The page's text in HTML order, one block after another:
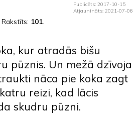
Publicēts: 2017-10-15
Atjaunināts: 2021-07-06
. Rakstīts: 101
kur atradās bišu
pūznis. Un mežā dzīvoja
nāca pie koka zagt
reizi, kad lācis
skudru pūzni.